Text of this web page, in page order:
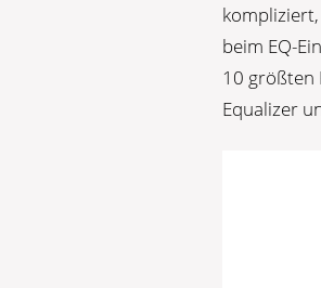
beim EQ-
10 größten
Equalizer